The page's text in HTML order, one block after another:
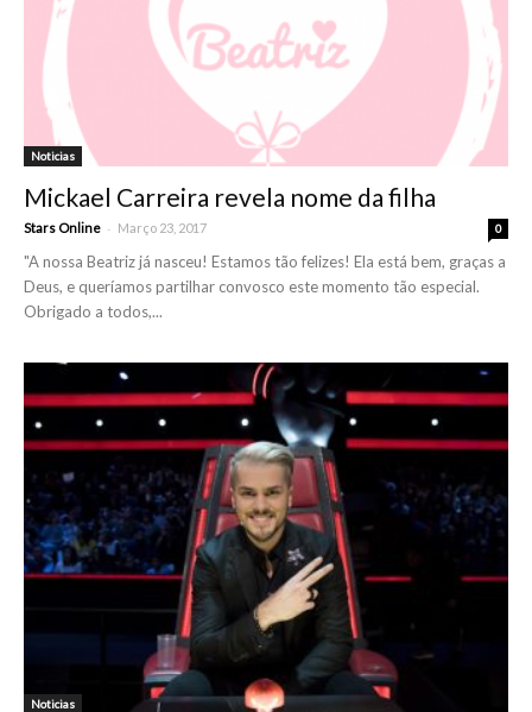
Noticias
Mickael Carreira revela nome da filha
Stars Online - Março 23, 2017 0
"A nossa Beatriz já nasceu! Estamos tão felizes! Ela está bem, graças a
Deus, e queríamos partilhar convosco este momento tão especial.
Obrigado a todos,...
Noticias